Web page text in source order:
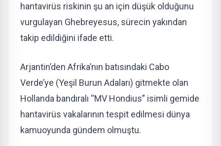
hantavirüs riskinin şu an için düşük olduğunu
vurgulayan Ghebreyesus, sürecin yakından
takip edildiğini ifade etti.
Arjantin’den Afrika’nın batısındaki Cabo
Verde’ye (Yeşil Burun Adaları) gitmekte olan
Hollanda bandıralı “MV Hondius” isimli gemide
hantavirüs vakalarının tespit edilmesi dünya
kamuoyunda gündem olmuştu.